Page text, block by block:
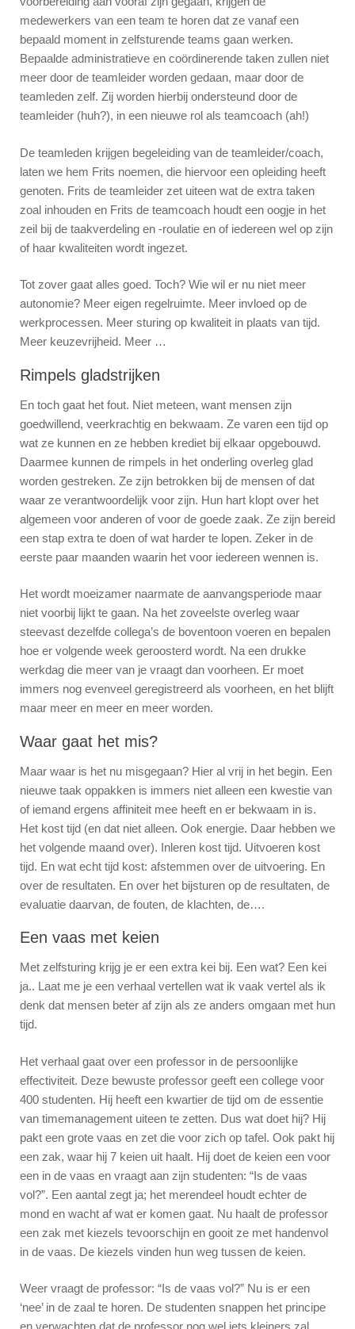
medewerkers van een team te horen dat ze vanaf een
bepaald moment in zelfsturende teams gaan werken.
Bepaalde administratieve en coördinerende taken zullen niet
meer door de teamleider worden gedaan, maar door de
teamleden zelf. Zij worden hierbij ondersteund door de
teamleider (huh?), in een nieuwe rol als teamcoach (ah!)
De teamleden krijgen begeleiding van de teamleider/coach,
laten we hem Frits noemen, die hiervoor een opleiding heeft
genoten. Frits de teamleider zet uiteen wat de extra taken
zoal inhouden en Frits de teamcoach houdt een oogje in het
zeil bij de taakverdeling en -roulatie en of iedereen wel op zijn
of haar kwaliteiten wordt ingezet.
Tot zover gaat alles goed. Toch? Wie wil er nu niet meer
autonomie? Meer eigen regelruimte. Meer invloed op de
werkprocessen. Meer sturing op kwaliteit in plaats van tijd.
Meer keuzevrijheid. Meer …
Rimpels gladstrijken
En toch gaat het fout. Niet meteen, want mensen zijn
goedwillend, veerkrachtig en bekwaam. Ze varen een tijd op
wat ze kunnen en ze hebben krediet bij elkaar opgebouwd.
Daarmee kunnen de rimpels in het onderling overleg glad
worden gestreken. Ze zijn betrokken bij de mensen of dat
waar ze verantwoordelijk voor zijn. Hun hart klopt over het
algemeen voor anderen of voor de goede zaak. Ze zijn bereid
een stap extra te doen of wat harder te lopen. Zeker in de
eerste paar maanden waarin het voor iedereen wennen is.
Het wordt moeizamer naarmate de aanvangsperiode maar
niet voorbij lijkt te gaan. Na het zoveelste overleg waar
steevast dezelfde collega’s de boventoon voeren en bepalen
hoe er volgende week geroosterd wordt. Na een drukke
werkdag die meer van je vraagt dan voorheen. Er moet
immers nog evenveel geregistreerd als voorheen, en het blijft
maar meer en meer en meer worden.
Waar gaat het mis?
Maar waar is het nu misgegaan? Hier al vrij in het begin. Een
nieuwe taak oppakken is immers niet alleen een kwestie van
of iemand ergens affiniteit mee heeft en er bekwaam in is.
Het kost tijd (en dat niet alleen. Ook energie. Daar hebben we
het volgende maand over). Inleren kost tijd. Uitvoeren kost
tijd. En wat echt tijd kost: afstemmen over de uitvoering. En
over de resultaten. En over het bijsturen op de resultaten, de
evaluatie daarvan, de fouten, de klachten, de….
Een vaas met keien
Met zelfsturing krijg je er een extra kei bij. Een wat? Een kei
ja.. Laat me je een verhaal vertellen wat ik vaak vertel als ik
denk dat mensen beter af zijn als ze anders omgaan met hun
tijd.
Het verhaal gaat over een professor in de persoonlijke
effectiviteit. Deze bewuste professor geeft een college voor
400 studenten. Hij heeft een kwartier de tijd om de essentie
van timemanagement uiteen te zetten. Dus wat doet hij? Hij
pakt een grote vaas en zet die voor zich op tafel. Ook pakt hij
een zak, waar hij 7 keien uit haalt. Hij doet de keien een voor
een in de vaas en vraagt aan zijn studenten: “Is de vaas
vol?”. Een aantal zegt ja; het merendeel houdt echter de
mond en wacht af wat er komen gaat. Nu haalt de professor
een zak met kiezels tevoorschijn en gooit ze met handenvol
in de vaas. De kiezels vinden hun weg tussen de keien.
Weer vraagt de professor: “Is de vaas vol?” Nu is er een
‘nee’ in de zaal te horen. De studenten snappen het principe